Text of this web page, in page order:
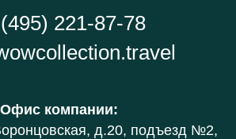
221-87-78
Офис компании:
д.20, подъезд №2,